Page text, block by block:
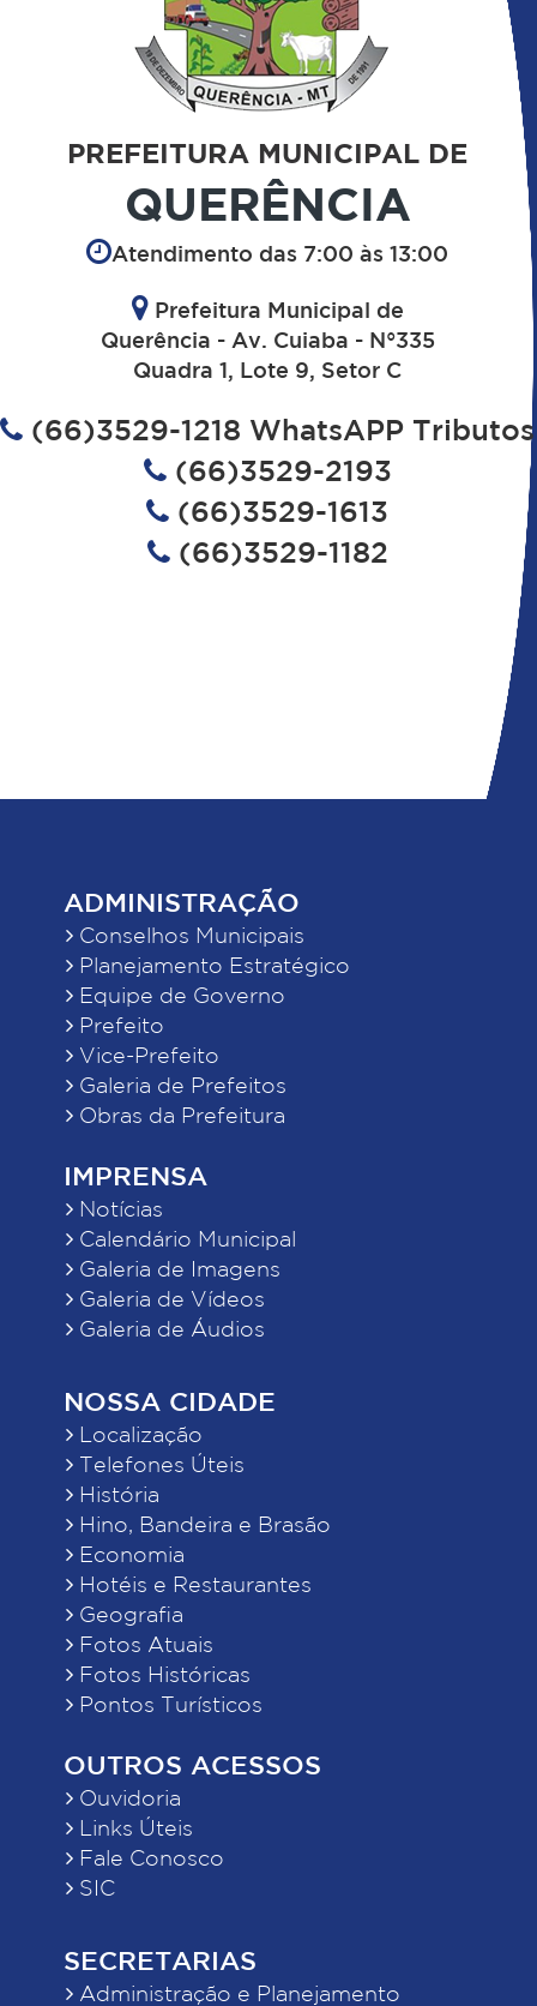
PREFEITURA MUNICIPAL DE
QUERÊNCIA
Atendimento das 7:00 às 13:00
Prefeitura Municipal de
Querência - Av. Cuiaba - N°335
Quadra 1, Lote 9, Setor C
(66)3529-1218 WhatsAPP Tributos
(66)3529-2193
(66)3529-1613
(66)3529-1182
ADMINISTRAÇÃO
Conselhos Municipais
Planejamento Estratégico
Equipe de Governo
Prefeito
Vice-Prefeito
Galeria de Prefeitos
Obras da Prefeitura
IMPRENSA
Notícias
Calendário Municipal
Galeria de Imagens
Galeria de Vídeos
Galeria de Áudios
NOSSA CIDADE
Localização
Telefones Úteis
História
Hino, Bandeira e Brasão
Economia
Hotéis e Restaurantes
Geografia
Fotos Atuais
Fotos Históricas
Pontos Turísticos
OUTROS ACESSOS
Ouvidoria
Links Úteis
Fale Conosco
SIC
SECRETARIAS
Administração e Planejamento